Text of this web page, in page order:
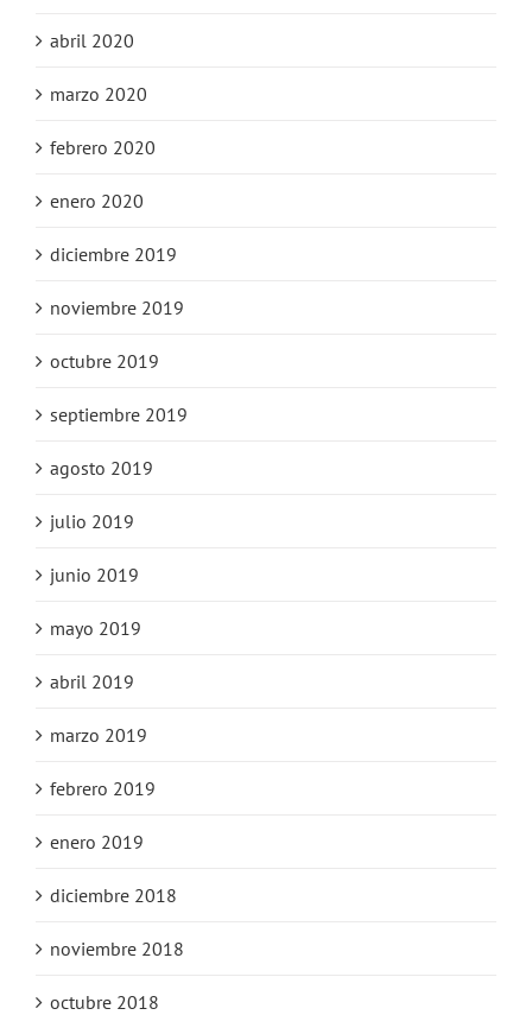
abril 2020
marzo 2020
febrero 2020
enero 2020
diciembre 2019
noviembre 2019
octubre 2019
septiembre 2019
agosto 2019
julio 2019
junio 2019
mayo 2019
abril 2019
marzo 2019
febrero 2019
enero 2019
diciembre 2018
noviembre 2018
octubre 2018